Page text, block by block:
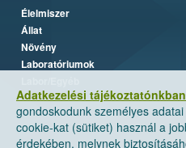
Adatkezelési tájékoztatónkban
gondoskodunk személyes
cookie-kat (sütiket) használ a
érdekében, melynek
Élelmiszer
Állat
Növény
Laboratóriumok